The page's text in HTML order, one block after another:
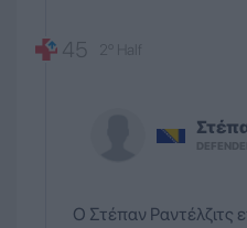
45 2º Half
Ο Στέπαν Ραντέλζιτς